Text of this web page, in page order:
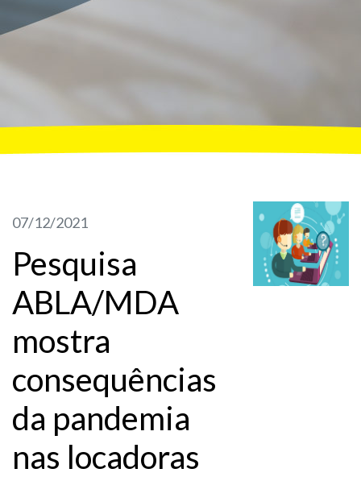
07/12/2021
Pesquisa
ABLA/MDA
mostra
consequências
da pandemia
nas locadoras